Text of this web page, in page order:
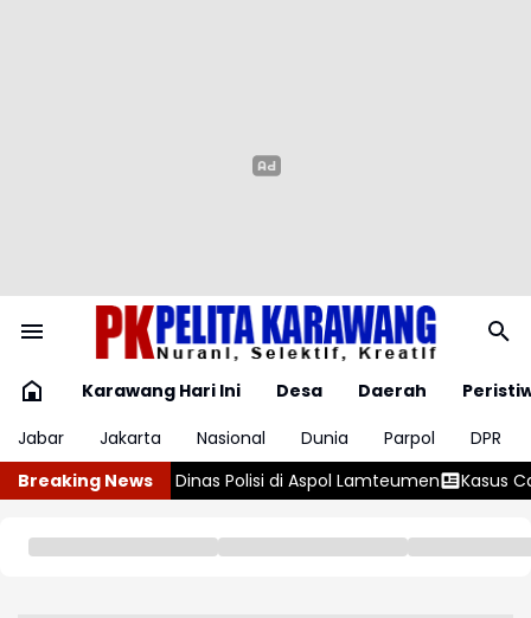
Karawang Hari Ini Desa Daerah
Jabar
Jakarta Nasional Dunia Parpol
DPR
Breaking NewsKasus Campak 2026 Tembus 20 Ribu di 36